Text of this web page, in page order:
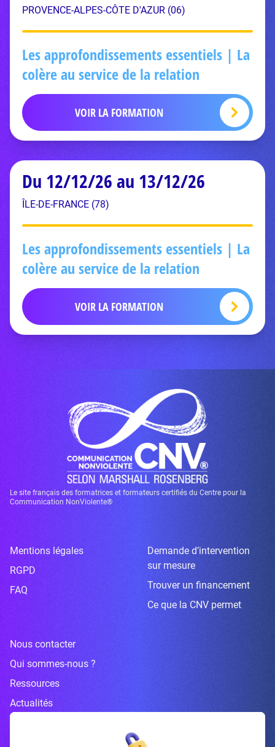
PROVENCE-ALPES-CÔTE D'AZUR (06)
Les approfondissements essentiels | La
colère au service de la relation
VOIR LA FORMATION
Du 12/12/26 au 13/12/26
ÎLE-DE-FRANCE (78)
Les approfondissements essentiels | La
colère au service de la relation
VOIR LA FORMATION
Le site français des formatrices et formateurs certifiés du Centre pour la
Communication NonViolente®
Mentions légales
RGPD
FAQ
Demande d’intervention
sur mesure
Trouver un financement
Ce que la CNV permet
Nous contacter
Qui sommes-nous ?
Ressources
Actualités